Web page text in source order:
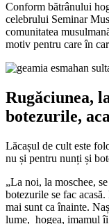
Conform bătrânului
celebrului Seminar
comunitatea
motiv pentru care în
Rugăciunea,
botezurile,
Lăcașul de cult este
nu și pentru nunți și
„La noi, la moschee,
botezurile se fac
mai sunt ca înainte.
lume, hogea, imamul